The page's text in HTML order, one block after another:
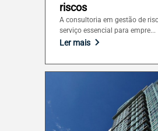
riscos
A consultoria em gestão de
serviço essencial para empre...
Ler mais